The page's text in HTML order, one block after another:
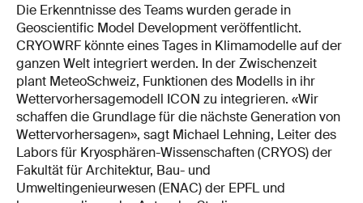
Die Erkenntnisse des Teams wurden gerade in
Geoscientific Model Development veröffentlicht.
CRYOWRF könnte eines Tages in Klimamodelle auf der
ganzen Welt integriert werden. In der Zwischenzeit
plant MeteoSchweiz, Funktionen des Modells in ihr
Wettervorhersagemodell ICON zu integrieren. «Wir
schaffen die Grundlage für die nächste Generation von
Wettervorhersagen», sagt Michael Lehning, Leiter des
Labors für Kryosphären-Wissenschaften (CRYOS) der
Fakultät für Architektur, Bau- und
Umweltingenieurwesen (ENAC) der EPFL und